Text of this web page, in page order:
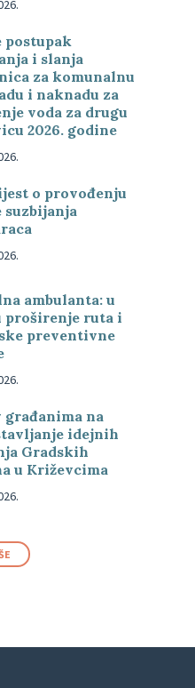
postupak
i slanja
za komunalnu
i naknadu za
voda za drugu
2026. godine
o provođenju
suzbijanja
ambulanta: u
proširenje ruta i
preventivne
građanima na
idejnih
Gradskih
u Križevcima